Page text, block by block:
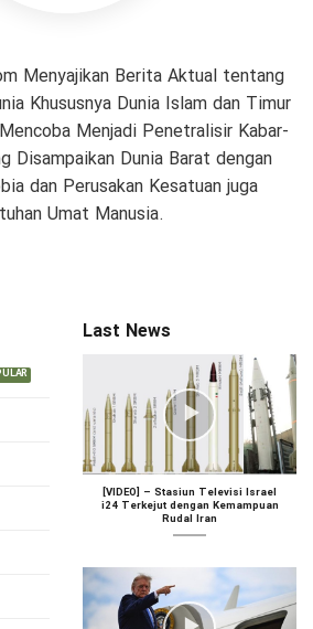
Menyajikan Berita Aktual tentang
Khususnya Dunia Islam dan Timur
Menjadi Penetralisir Kabar-
Disampaikan Dunia Barat dengan
dan Perusakan Kesatuan juga
Umat Manusia.
Last News
[VIDEO] – Stasiun Televisi Israel
i24 Terkejut dengan Kemampuan
Rudal Iran